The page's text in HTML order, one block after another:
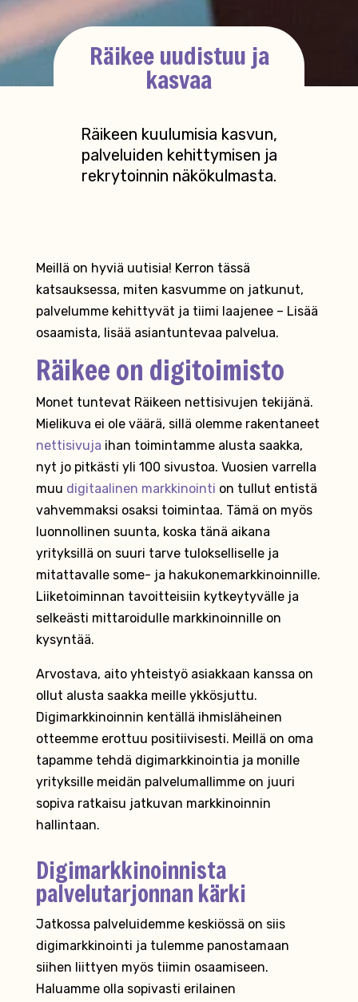
Räikee uudistuu ja
kasvaa
Räikeen kuulumisia kasvun,
palveluiden kehittymisen ja
rekrytoinnin näkökulmasta.
Meillä on hyviä uutisia! Kerron tässä
katsauksessa, miten kasvumme on jatkunut,
palvelumme kehittyvät ja tiimi laajenee – Lisää
osaamista, lisää asiantuntevaa palvelua.
Räikee on digitoimisto
Monet tuntevat Räikeen nettisivujen tekijänä.
Mielikuva ei ole väärä, sillä olemme rakentaneet
nettisivuja ihan toimintamme alusta saakka,
nyt jo pitkästi yli 100 sivustoa. Vuosien varrella
muu digitaalinen markkinointi on tullut entistä
vahvemmaksi osaksi toimintaa. Tämä on myös
luonnollinen suunta, koska tänä aikana
yrityksillä on suuri tarve tulokselliselle ja
mitattavalle some- ja hakukonemarkkinoinnille.
Liiketoiminnan tavoitteisiin kytkeytyvälle ja
selkeästi mittaroidulle markkinoinnille on
kysyntää.
Arvostava, aito yhteistyö asiakkaan kanssa on
ollut alusta saakka meille ykkösjuttu.
Digimarkkinoinnin kentällä ihmisläheinen
otteemme erottuu positiivisesti. Meillä on oma
tapamme tehdä digimarkkinointia ja monille
yrityksille meidän palvelumallimme on juuri
sopiva ratkaisu jatkuvan markkinoinnin
hallintaan.
Digimarkkinoinnista
palvelutarjonnan kärki
Jatkossa palveluidemme keskiössä on siis
digimarkkinointi ja tulemme panostamaan
siihen liittyen myös tiimin osaamiseen.
Haluamme olla sopivasti erilainen